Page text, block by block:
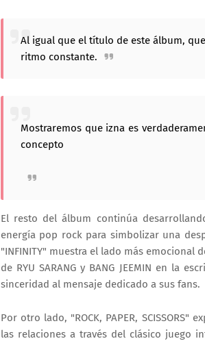
Al igual que el título de este álbum,
ritmo constante.
Mostraremos que izna es
concepto
El resto del álbum continúa
energía pop rock para simbolizar una
"INFINITY" muestra el lado más
de RYU SARANG y BANG JEEMIN en la
sinceridad al mensaje dedicado a sus fans.
Por otro lado, "ROCK, PAPER,
las relaciones a través del clásico juego